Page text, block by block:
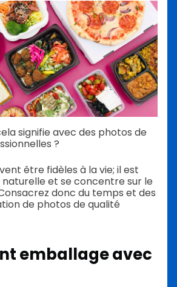
signifie avec des photos de
?
être fidèles à la vie; il est
naturelle et se concentre sur le
donc du temps et des
de photos de qualité
emballage avec